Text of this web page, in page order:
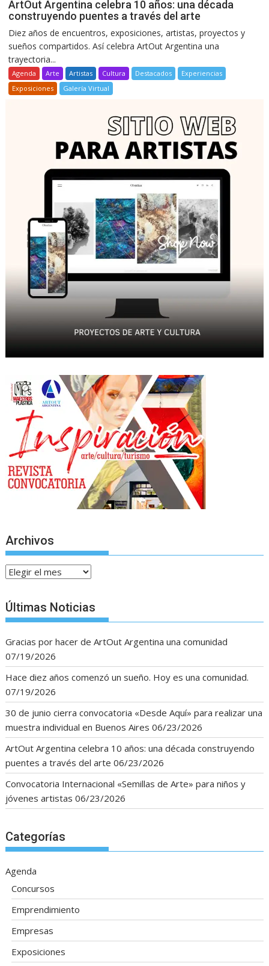
ArtOut Argentina celebra 10 años: una década
construyendo puentes a través del arte
Diez años de encuentros, exposiciones, artistas, proyectos y
sueños compartidos. Así celebra ArtOut Argentina una
trayectoria...
Agenda Arte Artistas Cultura Destacados
Experiencias
Exposiciones
Galería Virtual
Archivos
Archivos
Últimas Noticias
Gracias por hacer de ArtOut Argentina una comunidad
07/19/2026
Hace diez años comenzó un sueño. Hoy es una comunidad.
07/19/2026
30 de junio cierra convocatoria «Desde Aquí» para realizar una
muestra individual en Buenos Aires 06/23/2026
ArtOut Argentina celebra 10 años: una década construyendo
puentes a través del arte 06/23/2026
Convocatoria Internacional «Semillas de Arte» para niños y
jóvenes artistas 06/23/2026
Categorías
Agenda
Concursos
Emprendimiento
Empresas
Exposiciones